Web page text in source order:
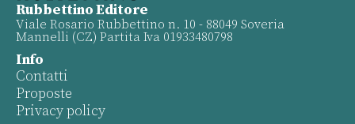
Rubbettino Editore
Viale Rosario Rubbettino n. 10 - 88049 Soveria
Mannelli (CZ) Partita Iva 01933480798
Info
Contatti
Proposte
Privacy policy